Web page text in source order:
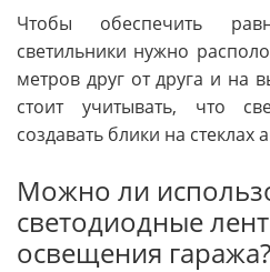
Чтобы обеспечить
светильники нужно
метров друг от друга и на
стоит учитывать, что
создавать блики на стеклах
Можно ли
светодиодные
освещения гаража?